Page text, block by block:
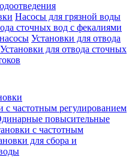
Насосы для грязной воды
сточных вод c фекалиями
Установки для отвода
Установки для отвода сточных
с частотным регулированием
повысительные
с частотным
для сбора и